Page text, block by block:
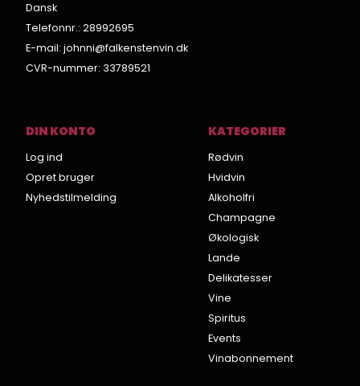
Dansk
Telefonnr.: 28992695
E-mail: johnni@falkenstenvin.dk
CVR-nummer: 33789521
DIN KONTO
Log ind
Opret bruger
Nyhedstilmelding
KATEGORIER
Rødvin
Hvidvin
Alkoholfri
Champagne
Økologisk
Lande
Delikatesser
Vine
Spiritus
Events
Vinabonnement